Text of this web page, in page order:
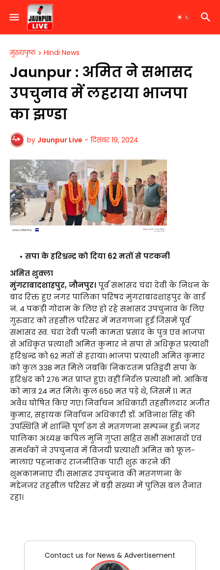
मुख्यपृष्ठ Hindi News
Jaunpur : अमित ने सभासद
उपचुनाव में लहराया भाजपा
का झण्डा
by Jaunpur Live - दिसंबर 19, 2024
सपा के हरिश्चन्द्र को दिया 62 मतों से पटकनी
अमित शुक्ला
मुंगराबादशाहपुर, जौनपुर। पूर्व सभासद चंदा देवी के निधन के
बाद रिक्त हुए नगर पालिका परिषद मुंगराबादशाहपुर के वार्ड
नं. 4 पकड़ी गोदाम के लिए हो रहे सभासद उपचुनाव के लिए
गुरुवार को तहसील परिसर में मतगणना हुई जिसमें पूर्व
सभासद स्व. चंदा देवी पत्नी कामता प्रसाद के पुत्र एवं भाजपा
से अधिकृत प्रत्याशी अमित कुमार ने सपा से अधिकृत प्रत्याशी
हरिश्चन्द्र को 62 मतों से हराया। भाजपा प्रत्याशी अमित कुमार
को कुल 338 मत मिले जबकि निकटतम प्रतिद्वंदी सपा के
हरिश्चंद को 276 मत प्राप्त हुए। वहीं निर्दल प्रत्याशी मो. आकिब
को मात्र 24 मत मिले। कुल 650 मत पड़े थे, जिसमें 11 मत
अवैध घोषित किए गए। निर्वाचन अधिकारी तहसीलदार अजीत
कुमार, सहायक निर्वाचन अधिकारी डॉ. अविनाश सिंह की
उपस्थिति में शान्ति पूर्ण ढंग से मतगणना सम्पन्न हुई। नगर
पालिका अध्यक्ष कपिल मुनि गुप्ता सहित सभी सभासदों एवं
समर्थकों ने उपचुनाव में विजयी प्रत्याशी अमित को फूल-
मालाएं पहनाकर राजनीतिक पारी शुरू करने की
शुभकामनाएं दी। सभासद उपचुनाव की मतगणना के
मद्देनज़र तहसील परिसर में बड़ी संख्या में पुलिस बल तैनात
रहा।
Contact us for News & Advertisement